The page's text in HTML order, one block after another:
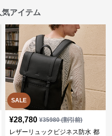
アイテム
SALE
¥28,780 ¥35980(割引前)
レザーリュックビジネス防水 都